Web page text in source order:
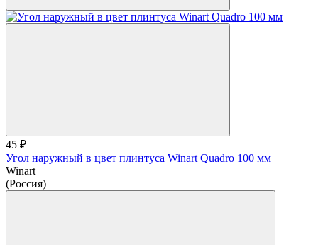
45 ₽
Угол наружный в цвет плинтуса Winart Quadro 100 мм
Winart
(Россия)